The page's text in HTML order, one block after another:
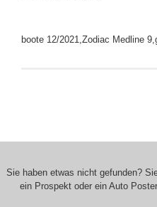
boote 12/2021,Zodiac Medline
Sie haben etwas nicht gefunden?
ein Prospekt oder ein Auto